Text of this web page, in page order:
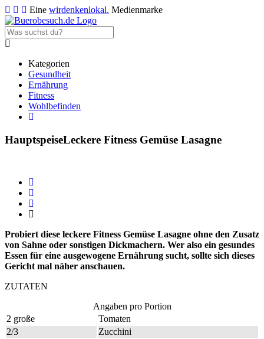
Eine wirdenkenlokal. Medienmarke
Kategorien
Gesundheit
Ernährung
Fitness
Wohlbefinden
HauptspeiseLeckere Fitness Gemüse Lasagne
Probiert diese leckere Fitness Gemüse Lasagne ohne den Zusatz
von Sahne oder sonstigen Dickmachern. Wer also ein gesundes
Essen für eine ausgewogene Ernährung sucht, sollte sich dieses
Gericht mal näher anschauen.
ZUTATEN
Angaben pro Portion
2 große
Tomaten
2/3
Zucchini